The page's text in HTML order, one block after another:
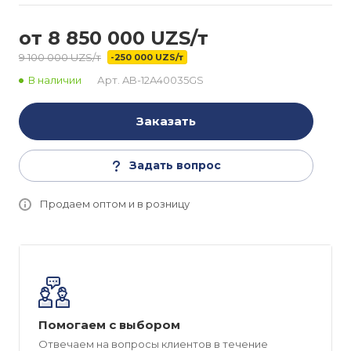
от 8 850 000 UZS/т
9 100 000 UZS/т -250 000 UZS/т
В наличии Арт. AB-12A40035GS
Заказать
Задать вопрос
Продаем оптом и в розницу
Помогаем с выбором
Отвечаем на вопросы клиентов в течение